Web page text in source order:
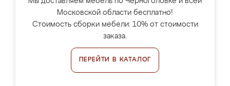
Московской области бесплатно!
Стоимость сборки мебели: 10% от стоимости
заказа.
ПЕРЕЙТИ В КАТАЛОГ